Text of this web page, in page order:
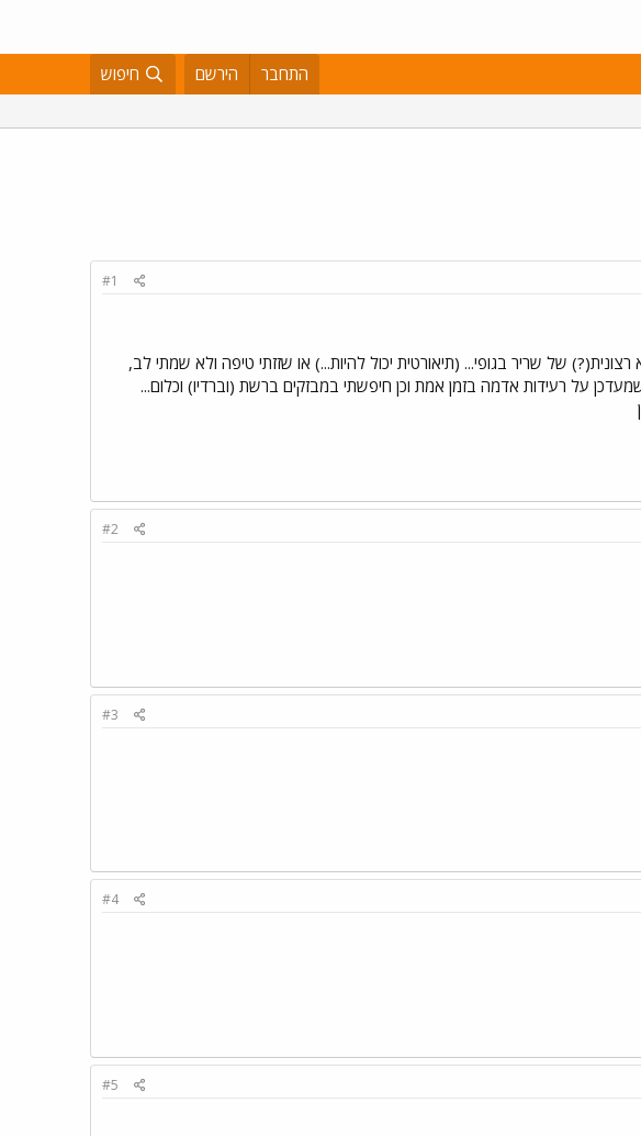
התחבר הירשם חיפוש
#1
של שריר בגופי... (תיאורטית יכול להיות...) או שזזתי טיפה ולא שמתי לב,
על רעידות אדמה בזמן אמת וכן חיפשתי במבזקים ברשת (וברדיו) וכלום...
#2
#3
#4
#5